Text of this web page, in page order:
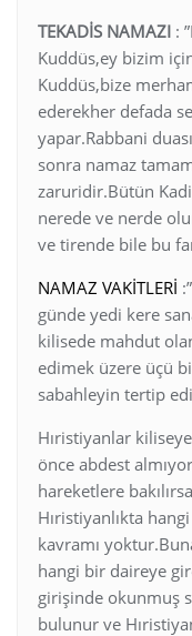
TEKADİS NAMAZI :
Kuddüs,ey bizim
Kuddüs,bize
ederekher defada
yapar.Rabbani
sonra namaz
zaruridir.Bütün
nerede ve nerde
ve tirende bile bu
NAMAZ VAKİTLERİ
günde yedi kere
kilisede mahdut
edimek üzere üçü
sabahleyin tertip
Hıristiyanlar
önce abdest
hareketlere
Hıristiyanlıkta
kavramı
hangi bir daireye
girişinde okunmuş
bulunur ve